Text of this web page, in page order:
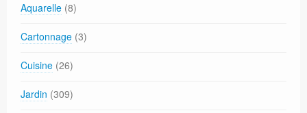
Aquarelle (8)
Cartonnage (3)
Cuisine (26)
Jardin (309)